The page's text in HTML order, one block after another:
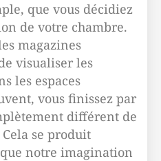
que vous décidiez
de votre chambre.
magazines
visualiser les
les espaces
vous finissez par
différent de
se produit
notre imagination